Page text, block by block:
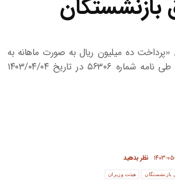
وزیران درخصوص «پرداخت ده میلیون ریال به صورت ماهانه به
عنوان مبلغ علی الحساب متناسب سازی حقوق بازنشستگان» طی نامه شماره ۵۶۳۰۶ در تاریخ ۱۴۰۳/۰۴/۰۴
۰۵-۲۲ نظر بدهید
بازنشستگان هیئت وزیران